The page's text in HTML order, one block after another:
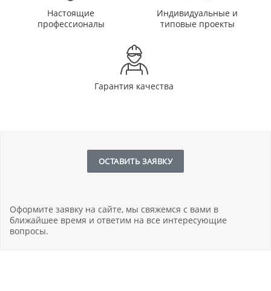
Настоящие
профессионалы
Индивидуальные и
типовые проекты
Гарантия качества
ОСТАВИТЬ ЗАЯВКУ
Оформите заявку на сайте, мы свяжемся с вами в
ближайшее время и ответим на все интересующие
вопросы.